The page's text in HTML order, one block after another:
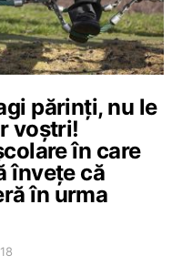
părinţi, nu le
voştri!
în care
înveţe că
în urma